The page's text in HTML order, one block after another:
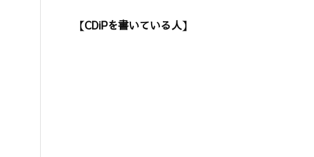
【CDiPを書いている人】